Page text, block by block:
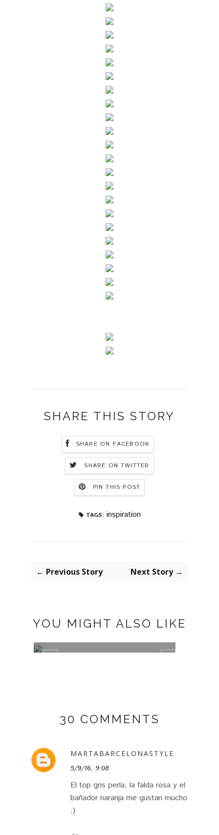
SHARE THIS STORY
SHARE ON FACEBOOK
SHARE ON TWITTER
PIN THIS POST
TAGS: inspiration
← Previous Story Next Story →
YOU MIGHT ALSO LIKE
30 COMMENTS
MARTABARCELONASTYLE
5/9/16, 9:08
El top gris perla, la falda rosa y el
bañador naranja me gustan mucho
:)